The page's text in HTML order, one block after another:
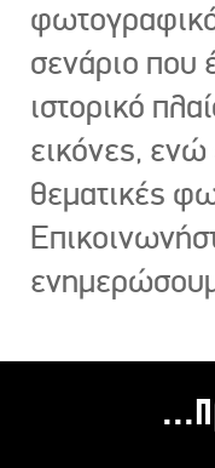
σενάριο που
ιστορικό
εικόνες, ενώ
θεματικές